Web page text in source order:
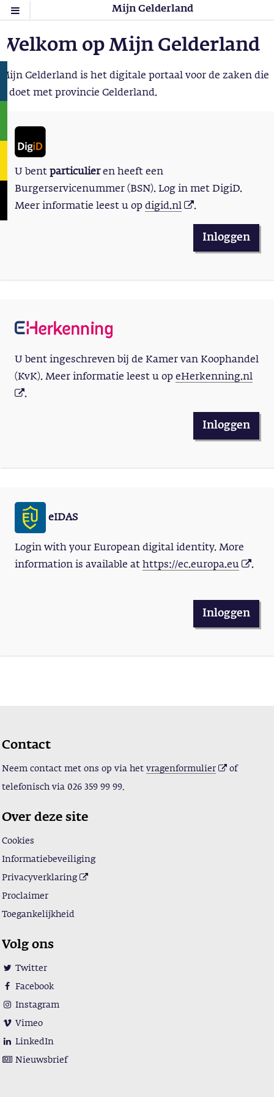
Mijn Gelderland
Welkom op Mijn Gelderland
Mijn Gelderland is het digitale portaal voor de zaken die
u doet met provincie Gelderland.
U bent particulieren heeft een
Burgerservicenummer (BSN). Log in met DigiD.
Meer informatie leest u op digid.nl .
Inloggen
U bent ingeschreven bij de Kamer van Koophandel
(KvK). Meer informatie leest u op eHerkenning.nl
.
Inloggen
eIDAS
Login with your European digital identity. More
information is available at https://ec.europa.eu .
Inloggen
Contact
Neem contact met ons op via het vragenformulier of
telefonisch via 026 359 99 99.
Over deze site
Cookies
Informatiebeveiliging
Privacyverklaring
Proclaimer
Toegankelijkheid
Volg ons
Twitter
Facebook
Instagram
Vimeo
LinkedIn
Nieuwsbrief